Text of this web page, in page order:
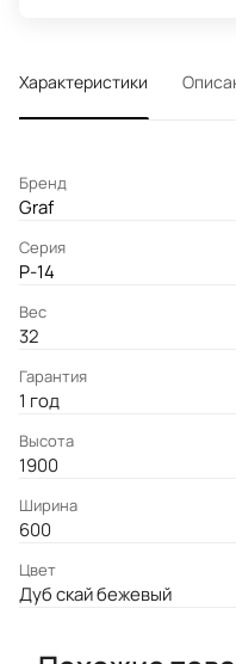
Характеристики
Бренд
Graf
Серия
P-14
Вес
32
Гарантия
1 год
Высота
1900
Ширина
600
Цвет
Дуб скай бежевый